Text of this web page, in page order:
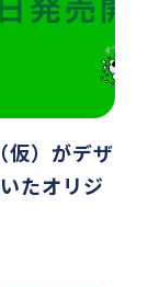
仮）がデザ
たオリジ